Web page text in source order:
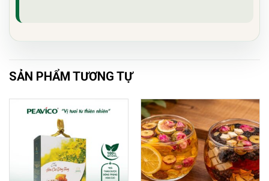
SẢN PHẨM TƯƠNG TỰ